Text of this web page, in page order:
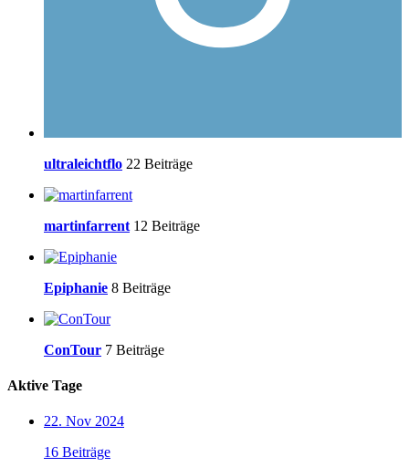
ultraleichtflo 22 Beiträge
martinfarrent 12 Beiträge
Epiphanie 8 Beiträge
ConTour 7 Beiträge
Aktive Tage
22. Nov 2024
16 Beiträge